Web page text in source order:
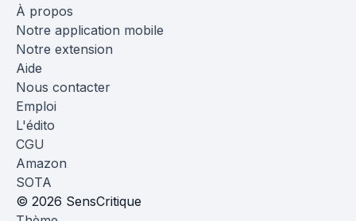
À propos
Notre application mobile
Notre extension
Aide
Nous contacter
Emploi
L'édito
CGU
Amazon
SOTA
© 2026 SensCritique